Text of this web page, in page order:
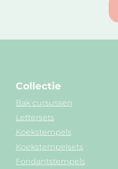
Collectie
Bak cursussen
Lettersets
Koekstempels
Koekstempelsets
Fondantstempels